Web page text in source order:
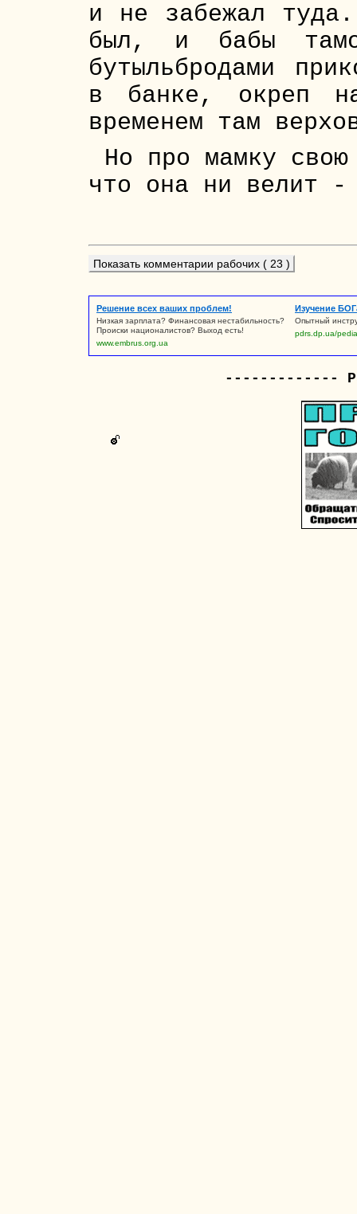
и не забежал
был, и бабы
бутыльбродами
в банке, окреп
временем там
Но про мамку
что она ни велит -
Показать комментарии рабочих ( 23 )
Решение всех ваших проблем!
Низкая зарплата? Финансовая нестабильность?
Происки националистов? Выход есть!
www.embrus.org.ua
Изучение
Опытный
pdrs.dp.ua/pedia
-------------